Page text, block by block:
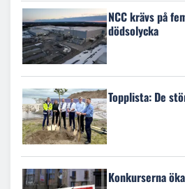
NCC krävs på
dödsolycka
Topplista: De
Konkurserna